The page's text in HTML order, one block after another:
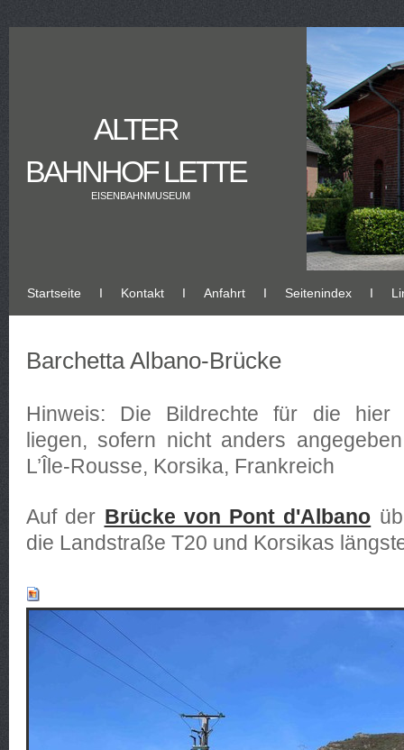
ALTER
BAHNHOF LETTE
EISENBAHNMUSEUM
Startseite Ι Kontakt Ι Anfahrt Ι Seitenindex Ι
Barchetta Albano-Brücke
Hinweis: Die Bildrechte für die hier
liegen, sofern nicht anders
L’Île-Rousse, Korsika, Frankreich
Auf der Brücke von Pont d'Albano
die Landstraße T20 und Korsikas